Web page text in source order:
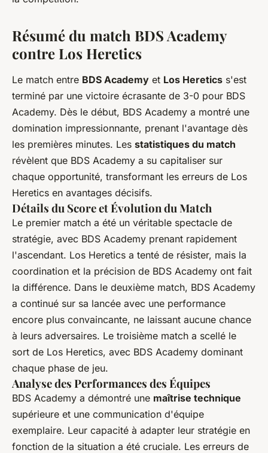
Résumé du match BDS Academy
contre Los Heretics
Le match entre BDS Academy et Los Heretics s'est
terminé par une victoire écrasante de 3-0 pour BDS
Academy. Dès le début, BDS Academy a montré une
domination impressionnante, prenant l'avantage dès
les premières minutes. Les statistiques du match
révèlent que BDS Academy a su capitaliser sur
chaque opportunité, transformant les erreurs de Los
Heretics en avantages décisifs.
Détails du Score et Évolution du Match
Le premier match a été un véritable spectacle de
stratégie, avec BDS Academy prenant rapidement
l'ascendant. Los Heretics a tenté de résister, mais la
coordination et la précision de BDS Academy ont fait
la différence. Dans le deuxième match, BDS Academy
a continué sur sa lancée avec une performance
encore plus convaincante, ne laissant aucune chance
à leurs adversaires. Le troisième match a scellé le
sort de Los Heretics, avec BDS Academy dominant
chaque phase de jeu.
Analyse des Performances des Équipes
BDS Academy a démontré une maîtrise technique
supérieure et une communication d'équipe
exemplaire. Leur capacité à adapter leur stratégie en
fonction de la situation a été cruciale. Les erreurs de